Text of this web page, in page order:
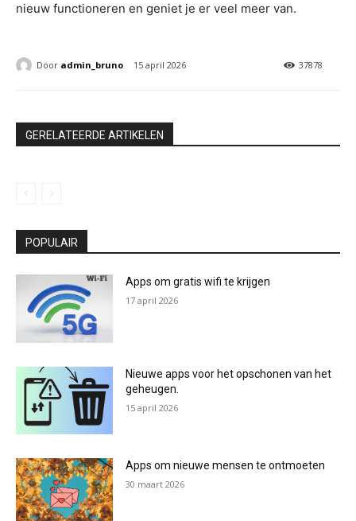
nieuw functioneren en geniet je er veel meer van.
37878
Door admin_bruno 15 april 2026
GERELATEERDE ARTIKELEN
POPULAIR
Apps om gratis wifi te krijgen
17 april 2026
Nieuwe apps voor het opschonen van het
geheugen.
15 april 2026
Apps om nieuwe mensen te ontmoeten
30 maart 2026